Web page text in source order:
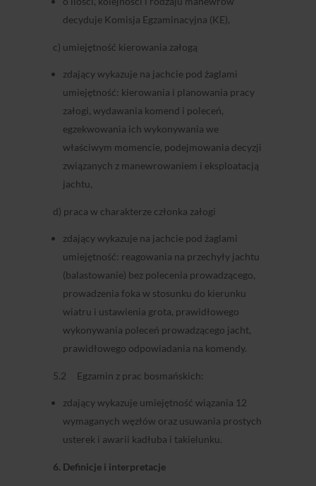
decyduje Komisja Egzaminacyjna (KE),
c) umiejętność kierowania załogą
zdający wykazuje na jachcie pod żaglami
umiejętność: kierowania i planowania pracy
załogi, wydawania komend i poleceń,
egzekwowania ich wykonywania we
właściwym momencie, podejmowania decyzji
związanych z manewrowaniem i eksploatacją
jachtu,
d) praca w charakterze członka załogi
zdający wykazuje na jachcie pod żaglami
umiejętność: reagowania na przechyły jachtu
(balastowanie) bez polecenia prowadzącego,
prowadzenia foka w stosunku do kierunku
wiatru i ustawienia grota, prawidłowego
wykonywania poleceń prowadzącego jacht,
prawidłowego odpowiadania na komendy.
5.2 Egzamin z prac bosmańskich:
zdający wykazuje umiejętność wiązania 12
wymaganych węzłów oraz usuwania prostych
usterek i awarii kadłuba i takielunku.
6. Definicje i interpretacje